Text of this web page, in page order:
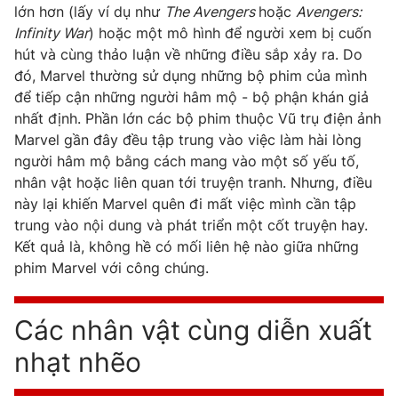
lớn hơn (lấy ví dụ như The Avengers hoặc Avengers:
Infinity War) hoặc một mô hình để người xem bị cuốn
hút và cùng thảo luận về những điều sắp xảy ra. Do
đó, Marvel thường sử dụng những bộ phim của mình
để tiếp cận những người hâm mộ - bộ phận khán giả
nhất định. Phần lớn các bộ phim thuộc Vũ trụ điện ảnh
Marvel gần đây đều tập trung vào việc làm hài lòng
người hâm mộ bằng cách mang vào một số yếu tố,
nhân vật hoặc liên quan tới truyện tranh. Nhưng, điều
này lại khiến Marvel quên đi mất việc mình cần tập
trung vào nội dung và phát triển một cốt truyện hay.
Kết quả là, không hề có mối liên hệ nào giữa những
phim Marvel với công chúng.
Các nhân vật cùng diễn xuất
nhạt nhẽo